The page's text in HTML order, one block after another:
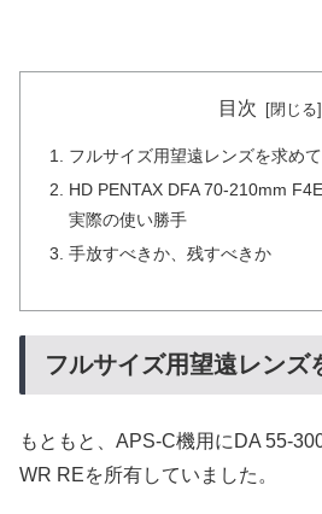
目次
フルサイズ用望遠レンズを求めて
HD PENTAX DFA 70-210mm
実際の使い勝手
手放すべきか、残すべきか
フルサイズ用望遠レンズ
もともと、APS-C機用にDA 55-
WR REを所有していました。